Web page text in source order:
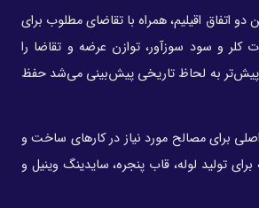
اتفاق اقیلیم، همراه با تقاضای مطلوب برای
و سود سوزآور، توازن عرضه و تقاضا را
پیش‌تر به لحاظ تاریخی پیش‌بینی می‌شد حفظ
برای مصالح مورد نیاز در کارهای ساخت و
تولید لوله، قاب پنجره، سایدینگ وینیل و